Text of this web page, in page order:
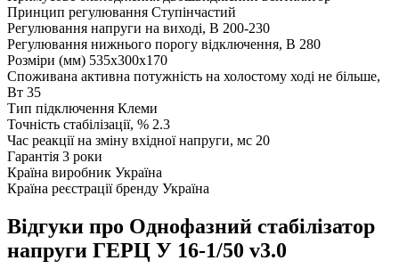
Принцип регулювання Ступінчастий
Регулювання напруги на виході, В 200-230
Регулювання нижнього порогу відключення, В 280
Розміри (мм) 535x300x170
Споживана активна потужність на холостому ході не більше,
Вт 35
Тип підключення Клеми
Точність стабілізації, % 2.3
Час реакції на зміну вхідної напруги, мс 20
Гарантія 3 роки
Країна виробник Україна
Країна реєстрації бренду Україна
Відгуки про Однофазний стабілізатор
напруги ГЕРЦ У 16-1/50 v3.0